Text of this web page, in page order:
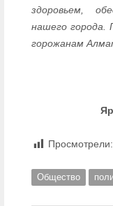
здоровьем,
нашего
горожанам
Просмотрели:
Общество